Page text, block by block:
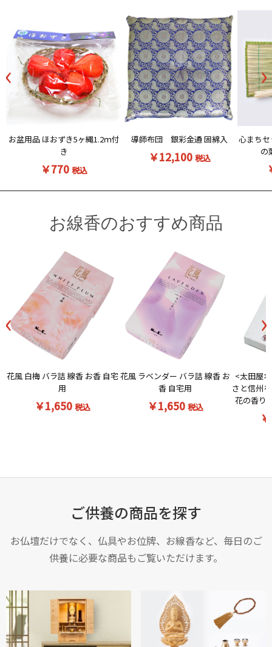
お買い物を続ける カートへ進む
‹
お盆用品 ほおずき5ヶ縄1.2ｍ付
き
￥770 税込
導師布団 銀彩金通 固綿入
￥12,100 税込
心まち
の
›
お線香のおすすめ商品
‹
花風 白梅 バラ詰 線香 お香 自宅
用
￥1,650 税込
花風 ラベンダー バラ詰 線香 お
香 自宅用
￥1,650 税込
<太田屋
さと信州
花の香り
›
ご供養の商品を探す
お仏壇だけでなく、仏具やお位牌、お線香など、毎日のご
供養に必要な商品もご覧いただけます。